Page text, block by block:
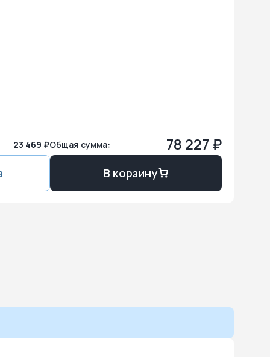
23 469 ₽Общая сумма: 78 227 ₽
В корзину